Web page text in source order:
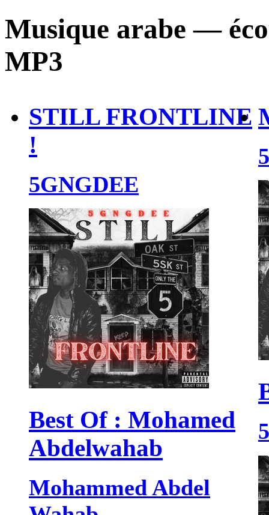
Musique arabe —
MP3
STILL FRONTLINE
!
5GNGDEE
Best Of : Mohamed
Abdelwahab
Mohammed Abdel